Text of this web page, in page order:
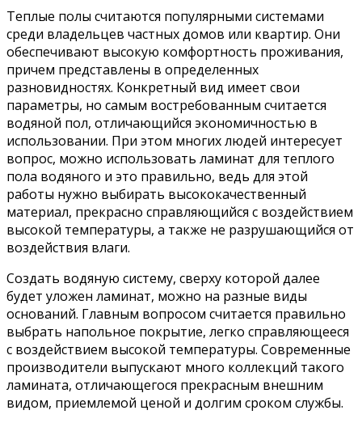
Теплые полы считаются популярными системами
среди владельцев частных домов или квартир. Они
обеспечивают высокую комфортность проживания,
причем представлены в определенных
разновидностях. Конкретный вид имеет свои
параметры, но самым востребованным считается
водяной пол, отличающийся экономичностью в
использовании. При этом многих людей интересует
вопрос, можно использовать ламинат для теплого
пола водяного и это правильно, ведь для этой
работы нужно выбирать высококачественный
материал, прекрасно справляющийся с воздействием
высокой температуры, а также не разрушающийся от
воздействия влаги.
Создать водяную систему, сверху которой далее
будет уложен ламинат, можно на разные виды
оснований. Главным вопросом считается правильно
выбрать напольное покрытие, легко справляющееся
с воздействием высокой температуры. Современные
производители выпускают много коллекций такого
ламината, отличающегося прекрасным внешним
видом, приемлемой ценой и долгим сроком службы.